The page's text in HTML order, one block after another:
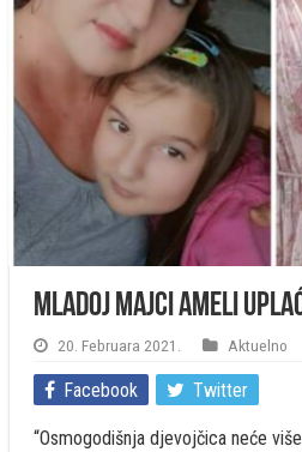
Mladoj majci Ameli
20. Februara 2021. Aktuelno
Facebook Twitter
“Osmogodišnja djevojčica neće